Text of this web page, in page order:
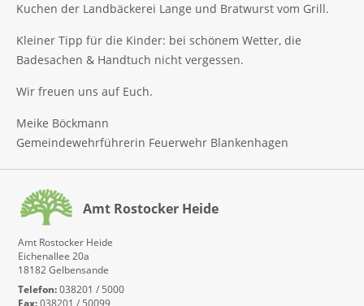
Kuchen der Landbäckerei Lange und Bratwurst vom Grill.
Kleiner Tipp für die Kinder: bei schönem Wetter, die
Badesachen & Handtuch nicht vergessen.
Wir freuen uns auf Euch.
Meike Böckmann
Gemeindewehrführerin Feuerwehr Blankenhagen
Amt Rostocker Heide
Amt Rostocker Heide
Eichenallee 20a
18182 Gelbensande
Telefon:038201 / 5000
Fax:038201 / 50099